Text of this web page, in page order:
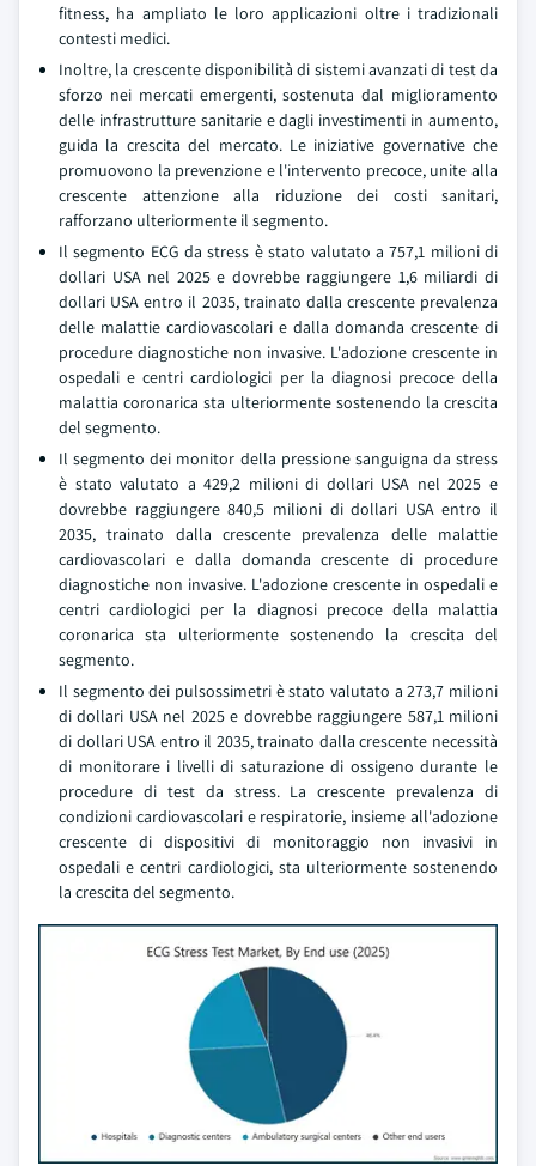
fitness, ha ampliato le loro applicazioni oltre i tradizionali
contesti medici.
Inoltre, la crescente disponibilità di sistemi avanzati di test da
sforzo nei mercati emergenti, sostenuta dal miglioramento
delle infrastrutture sanitarie e dagli investimenti in aumento,
guida la crescita del mercato. Le iniziative governative che
promuovono la prevenzione e l'intervento precoce, unite alla
crescente attenzione alla riduzione dei costi sanitari,
rafforzano ulteriormente il segmento.
Il segmento ECG da stress è stato valutato a 757,1 milioni di
dollari USA nel 2025 e dovrebbe raggiungere 1,6 miliardi di
dollari USA entro il 2035, trainato dalla crescente prevalenza
delle malattie cardiovascolari e dalla domanda crescente di
procedure diagnostiche non invasive. L'adozione crescente in
ospedali e centri cardiologici per la diagnosi precoce della
malattia coronarica sta ulteriormente sostenendo la crescita
del segmento.
Il segmento dei monitor della pressione sanguigna da stress
è stato valutato a 429,2 milioni di dollari USA nel 2025 e
dovrebbe raggiungere 840,5 milioni di dollari USA entro il
2035, trainato dalla crescente prevalenza delle malattie
cardiovascolari e dalla domanda crescente di procedure
diagnostiche non invasive. L'adozione crescente in ospedali e
centri cardiologici per la diagnosi precoce della malattia
coronarica sta ulteriormente sostenendo la crescita del
segmento.
Il segmento dei pulsossimetri è stato valutato a 273,7 milioni
di dollari USA nel 2025 e dovrebbe raggiungere 587,1 milioni
di dollari USA entro il 2035, trainato dalla crescente necessità
di monitorare i livelli di saturazione di ossigeno durante le
procedure di test da stress. La crescente prevalenza di
condizioni cardiovascolari e respiratorie, insieme all'adozione
crescente di dispositivi di monitoraggio non invasivi in
ospedali e centri cardiologici, sta ulteriormente sostenendo
la crescita del segmento.